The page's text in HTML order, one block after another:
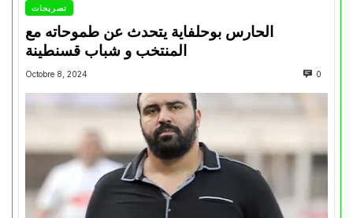
تصريحات
الحارس بوحلفاية يتحدث عن طموحاته مع
المنتخب و شباب قسنطينة
Octobre 8, 2024 0